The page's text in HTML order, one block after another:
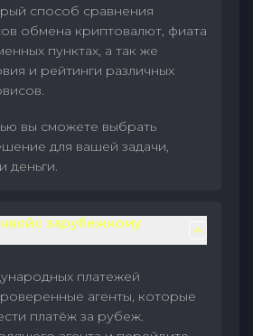
способ сравнения
обмена криптовалют, фиата
пунктах, а так же
и рейтинги различных
вы сможете выбрать
для вашей задачи,
деньги.
зарубежному
платежей
агенты, которые
платёж за рубеж.